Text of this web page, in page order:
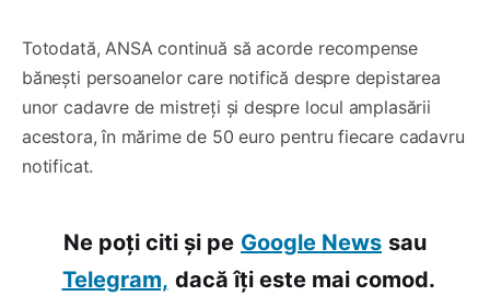
Totodată, ANSA continuă să acorde recompense
bănești persoanelor care notifică despre depistarea
unor cadavre de mistreți și despre locul amplasării
acestora, în mărime de 50 euro pentru fiecare cadavru
notificat.
Ne poți citi și pe Google News sau
Telegram, dacă îți este mai comod.